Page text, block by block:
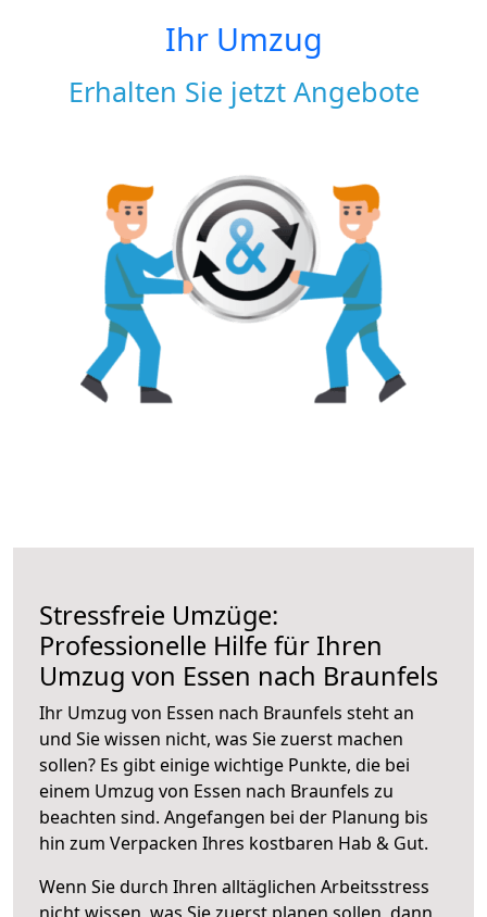
Ihr Umzug
Erhalten Sie jetzt Angebote
Stressfreie Umzüge:
Professionelle Hilfe für Ihren
Umzug von Essen nach Braunfels
Ihr Umzug von Essen nach Braunfels steht an
und Sie wissen nicht, was Sie zuerst machen
sollen? Es gibt einige wichtige Punkte, die bei
einem Umzug von Essen nach Braunfels zu
beachten sind. Angefangen bei der Planung bis
hin zum Verpacken Ihres kostbaren Hab & Gut.
Wenn Sie durch Ihren alltäglichen Arbeitsstress